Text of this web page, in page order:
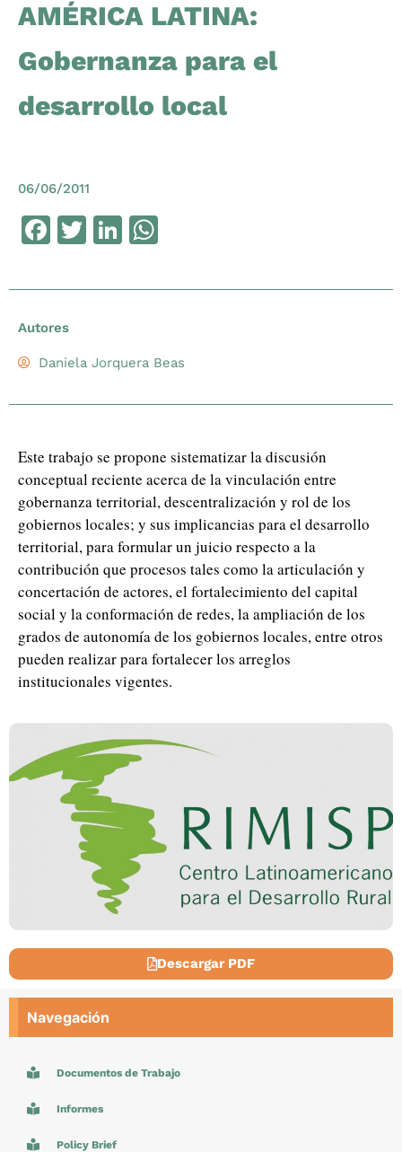
AMÉRICA LATINA:
Gobernanza para el
desarrollo local
06/06/2011
Facebook
TwitterLinkedIn
Autores
Daniela Jorquera Beas
Este trabajo se propone sistematizar la discusión
conceptual reciente acerca de la vinculación entre
gobernanza territorial, descentralización y rol de los
gobiernos locales; y sus implicancias para el desarrollo
territorial, para formular un juicio respecto a la
contribución que procesos tales como la articulación y
concertación de actores, el fortalecimiento del capital
social y la conformación de redes, la ampliación de los
grados de autonomía de los gobiernos locales, entre otros
pueden realizar para fortalecer los arreglos
institucionales vigentes.
Descargar PDF
Navegación
Documentos de Trabajo
Informes
Policy Brief